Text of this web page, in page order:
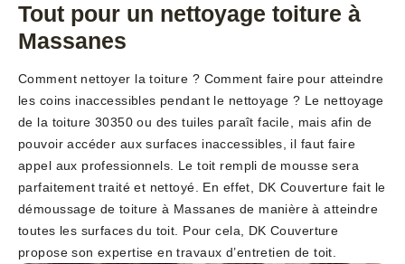
Tout pour un nettoyage toiture à
Massanes
Comment nettoyer la toiture ? Comment faire pour atteindre
les coins inaccessibles pendant le nettoyage ? Le nettoyage
de la toiture 30350 ou des tuiles paraît facile, mais afin de
pouvoir accéder aux surfaces inaccessibles, il faut faire
appel aux professionnels. Le toit rempli de mousse sera
parfaitement traité et nettoyé. En effet, DK Couverture fait le
démoussage de toiture à Massanes de manière à atteindre
toutes les surfaces du toit. Pour cela, DK Couverture
propose son expertise en travaux d’entretien de toit.